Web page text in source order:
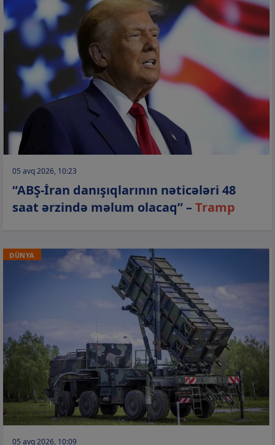
05 avq 2026, 10:23
“ABŞ-İran danışıqlarının nəticələri 48
saat ərzində məlum olacaq” –Tramp
DÜNYA
05 avq 2026, 10:09